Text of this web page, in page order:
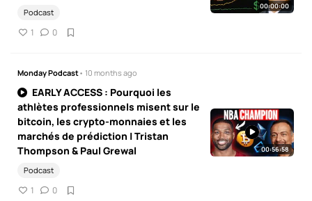
Podcast
1 0
00:00:00
Monday Podcast• 10 months ago
EARLY ACCESS : Pourquoi les
athlètes professionnels misent sur le
bitcoin, les crypto-monnaies et les
marchés de prédiction | Tristan
Thompson & Paul Grewal
Podcast
1 0
00:56:58